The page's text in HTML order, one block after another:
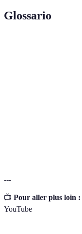
Glossario
---
📺 Pour aller plus loin :
YouTube